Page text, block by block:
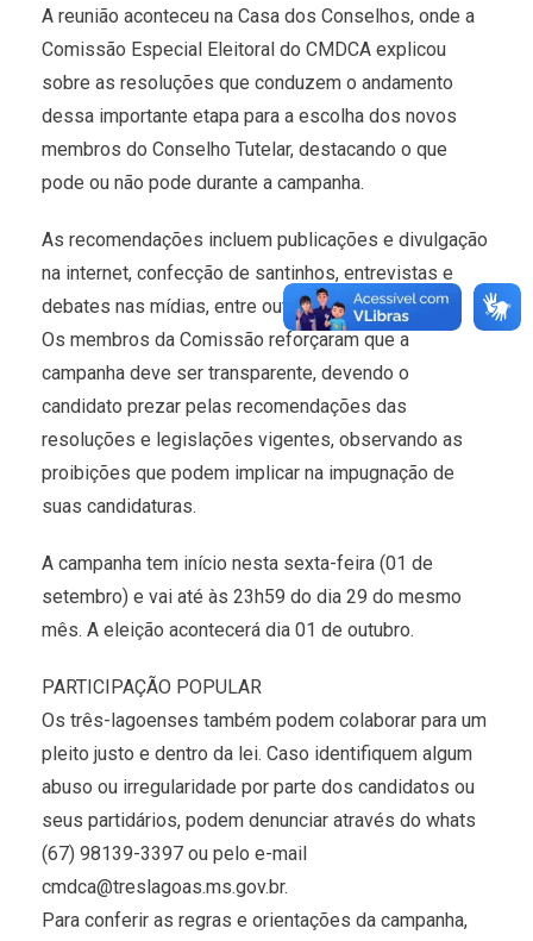
A reunião aconteceu na Casa dos Conselhos, onde a
Comissão Especial Eleitoral do CMDCA explicou
sobre as resoluções que conduzem o andamento
dessa importante etapa para a escolha dos novos
membros do Conselho Tutelar, destacando o que
pode ou não pode durante a campanha.
As recomendações incluem publicações e divulgação
na internet, confecção de santinhos, entrevistas e
debates nas mídias, entre outros.
Os membros da Comissão reforçaram que a
campanha deve ser transparente, devendo o
candidato prezar pelas recomendações das
resoluções e legislações vigentes, observando as
proibições que podem implicar na impugnação de
suas candidaturas.
A campanha tem início nesta sexta-feira (01 de
setembro) e vai até às 23h59 do dia 29 do mesmo
mês. A eleição acontecerá dia 01 de outubro.
PARTICIPAÇÃO POPULAR
Os três-lagoenses também podem colaborar para um
pleito justo e dentro da lei. Caso identifiquem algum
abuso ou irregularidade por parte dos candidatos ou
seus partidários, podem denunciar através do whats
(67) 98139-3397 ou pelo e-mail
cmdca@treslagoas.ms.gov.br.
Para conferir as regras e orientações da campanha,